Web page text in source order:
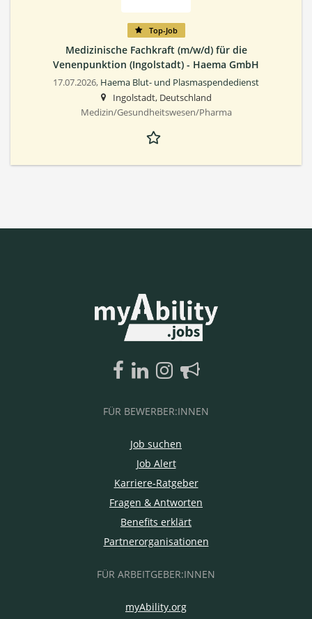
Top-Job
Medizinische Fachkraft (m/w/d) für die
Venenpunktion (Ingolstadt) - Haema GmbH
17.07.2026, Haema Blut- und Plasmaspendedienst
Ingolstadt, Deutschland
Medizin/Gesundheitswesen/Pharma
FÜR BEWERBER:INNEN
Job suchen
Job Alert
Karriere-Ratgeber
Fragen & Antworten
Benefits erklärt
Partnerorganisationen
FÜR ARBEITGEBER:INNEN
myAbility.org